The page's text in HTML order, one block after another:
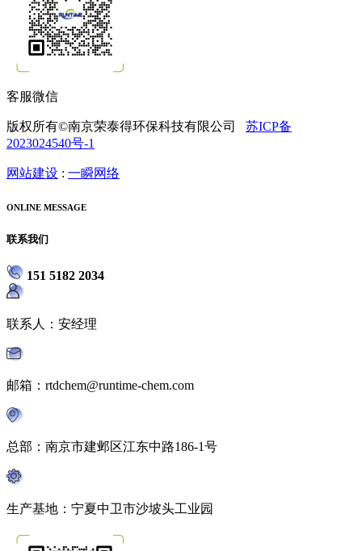
客服微信
版权所有©南京荣泰得环保科技有限公司 苏ICP备
2023024540号-1
网站建设 : 一瞬网络
ONLINE MESSAGE
联系我们
151 5182 2034
联系人：安经理
邮箱：rtdchem@runtime-chem.com
总部：南京市建邺区江东中路186-1号
生产基地：宁夏中卫市沙坡头工业园